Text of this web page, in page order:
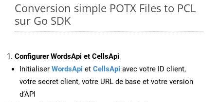
Conversion simple POTX Files to PCL
sur Go SDK
Configurer WordsApi et CellsApi
Initialiser WordsApi et CellsApi avec votre ID client,
votre secret client, votre URL de base et votre version
d’API